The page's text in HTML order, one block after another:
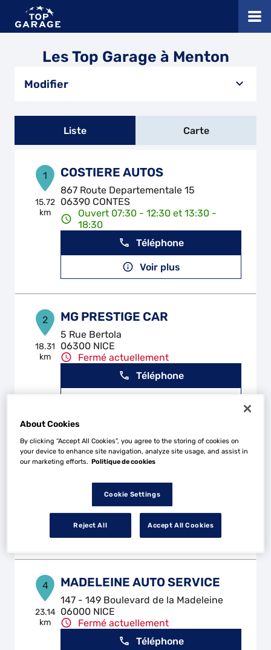
Les Top Garage à Menton
Modifier
Liste Carte
1
15.72
km
COSTIERE AUTOS
867 Route Departementale 15
06390 CONTES
Ouvert 07:30 - 12:30 et 13:30 -
18:30
Téléphone
Voir plus
2
18.31
km
MG PRESTIGE CAR
5 Rue Bertola
06300 NICE
Fermé actuellement
Téléphone
3 GARAGE BERNARDI
5 Rue Francois Plesent
Fermé actuellement
Téléphone
Voir plus
4
23.14
km
MADELEINE AUTO SERVICE
147 - 149 Boulevard de la Madeleine
06000 NICE
Fermé actuellement
Téléphone
About Cookies
By clicking “Accept All Cookies”, you agree to the storing of cookies on
your device to enhance site navigation, analyze site usage, and assist in
our marketing efforts. Politique de cookies
Cookie Settings
Reject All Accept All Cookies